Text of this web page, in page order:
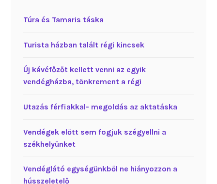
Túra és Tamaris táska
Turista házban talált régi kincsek
Új kávéfőzőt kellett venni az egyik
vendégházba, tönkrement a régi
Utazás férfiakkal- megoldás az aktatáska
Vendégek előtt sem fogjuk szégyellni a
székhelyünket
Vendéglátó egységünkből ne hiányozzon a
hússzeletelő